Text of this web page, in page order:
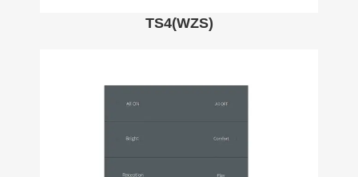
TS4(WZS)